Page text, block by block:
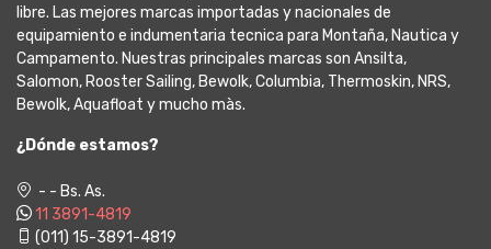
libre. Las mejores marcas importadas y nacionales de
equipamiento e indumentaria tecnica para Montaña, Nautica y
Campamento. Nuestras principales marcas son Ansilta,
Salomon, Rooster Sailing, Bewolk, Columbia, Thermoskin, NRS,
Bewolk, Aquafloat y mucho màs.
¿Dónde estamos?
- - Bs. As.
11 3891-4819
(011) 15-3891-4819